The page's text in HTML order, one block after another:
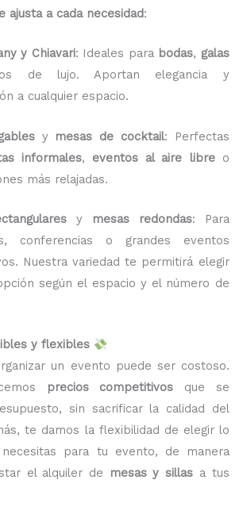
ajusta a cada necesidad:
y Chiavari: Ideales para bodas, galas
de lujo. Aportan elegancia y
a cualquier espacio.
y mesas de cocktail: Perfectas
informales, eventos al aire libreo
más relajadas.
y mesas redondas: Para
conferencias o grandes eventos
Nuestra variedad te permitirá elegir
según el espacio y el número de
y flexibles
un evento puede ser costoso.
precios competitivos que se
sin sacrificar la calidad del
te damos la flexibilidad de elegir lo
para tu evento, de manera
el alquiler de
mesas y sillas a tus